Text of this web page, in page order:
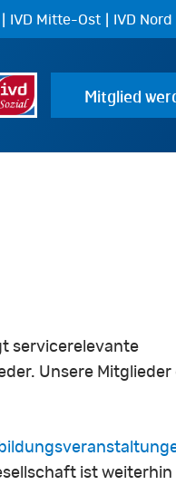
| IVD Mitte-Ost | IVD Nord
Mitglied
servicerelevante
Unsere Mitglieder
ist weiterhin